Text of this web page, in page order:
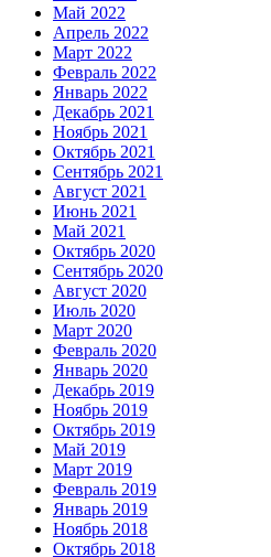
Май 2022
Апрель 2022
Март 2022
Февраль 2022
Январь 2022
Декабрь 2021
Ноябрь 2021
Октябрь 2021
Сентябрь 2021
Август 2021
Июнь 2021
Май 2021
Октябрь 2020
Сентябрь 2020
Август 2020
Июль 2020
Март 2020
Февраль 2020
Январь 2020
Декабрь 2019
Ноябрь 2019
Октябрь 2019
Май 2019
Март 2019
Февраль 2019
Январь 2019
Ноябрь 2018
Октябрь 2018